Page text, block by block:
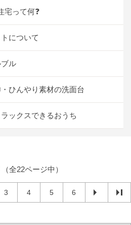
宅って何❓
について
ル
ひんやり素材の洗面台
ックスできるおうち
全22ページ中）
3 4 5 6